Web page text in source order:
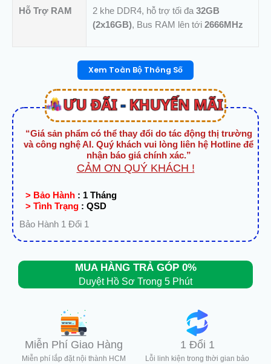
Hỗ Trợ RAM 2 khe DDR4, hỗ trợ tối đa 32GB
(2x16GB), Bus RAM lên tới 2666MHz
Xem Toàn Bộ Thông Số
“Giá sản phẩm có thể thay đổi do tác động thị trường
và công nghệ AI. Quý khách vui lòng liên hệ Hotline để
nhận báo giá chính xác.”
CẢM ƠN QUÝ KHÁCH !
> Bảo Hành : 1 Tháng
> Tình Trạng : QSD
Bảo Hành 1 Đổi 1
MUA HÀNG TRẢ GÓP 0%
Duyệt Hồ Sơ Trong 5 Phút
Miễn Phí Giao Hàng
Miễn phí lắp đặt nội thành HCM
1 Đổi 1
Lỗi linh kiện trong thời gian bảo